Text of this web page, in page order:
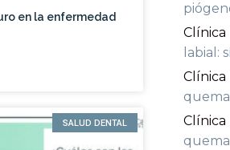
en la enfermedad
SALUD DENTAL
Clínica
labial:
Clínica
Clínica